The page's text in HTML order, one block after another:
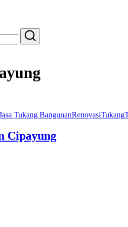
Search
Tukang BangunanRenovasiTukang
Cipayung